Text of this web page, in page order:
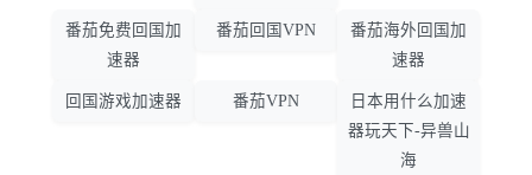
番茄免费回国加
速器
番茄回国VPN
番茄海外回国加
速器
回国游戏加速器 番茄VPN
日本用什么加速
器玩天下-异兽山
海